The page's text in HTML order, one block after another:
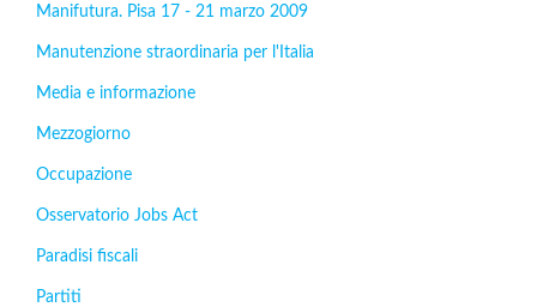
Manifutura. Pisa 17 - 21 marzo 2009
Manutenzione straordinaria per l'Italia
Media e informazione
Mezzogiorno
Occupazione
Osservatorio Jobs Act
Paradisi fiscali
Partiti